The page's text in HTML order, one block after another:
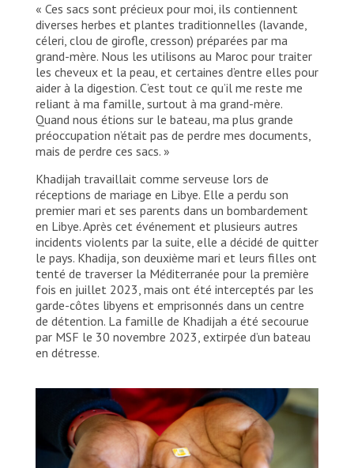
« Ces sacs sont précieux pour moi, ils contiennent
diverses herbes et plantes traditionnelles (lavande,
céleri, clou de girofle, cresson) préparées par ma
grand-mère. Nous les utilisons au Maroc pour traiter
les cheveux et la peau, et certaines d’entre elles pour
aider à la digestion. C’est tout ce qu’il me reste me
reliant à ma famille, surtout à ma grand-mère.
Quand nous étions sur le bateau, ma plus grande
préoccupation n’était pas de perdre mes documents,
mais de perdre ces sacs. »
Khadijah travaillait comme serveuse lors de
réceptions de mariage en Libye. Elle a perdu son
premier mari et ses parents dans un bombardement
en Libye. Après cet événement et plusieurs autres
incidents violents par la suite, elle a décidé de quitter
le pays. Khadija, son deuxième mari et leurs filles ont
tenté de traverser la Méditerranée pour la première
fois en juillet 2023, mais ont été interceptés par les
garde-côtes libyens et emprisonnés dans un centre
de détention. La famille de Khadijah a été secourue
par MSF le 30 novembre 2023, extirpée d’un bateau
en détresse.